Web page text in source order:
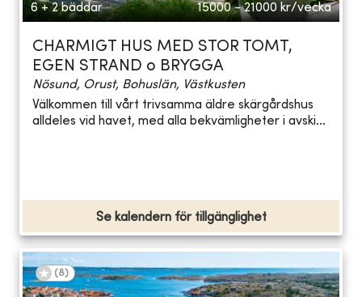
6 + 2 bäddar 15000 - 21000 kr/vecka
CHARMIGT HUS MED STOR TOMT,
EGEN STRAND o BRYGGA
Nösund, Orust, Bohuslän, Västkusten
Välkommen till vårt trivsamma äldre skärgårdshus
alldeles vid havet, med alla bekvämligheter i avski...
Se kalendern för tillgänglighet
(8)